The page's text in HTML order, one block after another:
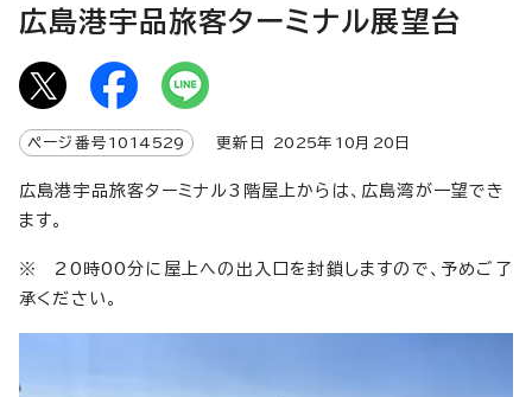
広島港宇品旅客ターミナル展望台
ページ番号 1014529 更新日 2025年 10月 20 日
広島港宇品旅客ターミナル3階屋上からは、広島湾が一望でき
ます。
※ 20時00分に屋上への出入口を封鎖しますので、予めご了
承ください。